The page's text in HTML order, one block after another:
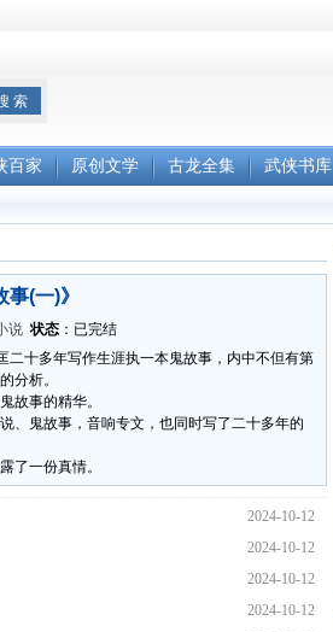
百家 原创文学 古龙全集 武侠书库
(一)》
说 状态：已完结
二十多年写作生涯执一本鬼故事，内中不但有第
分析。
故事的精华。
、鬼故事，音响专文，也同时写了二十多年的
了一份真情。
2024-10-12
2024-10-12
2024-10-12
2024-10-12